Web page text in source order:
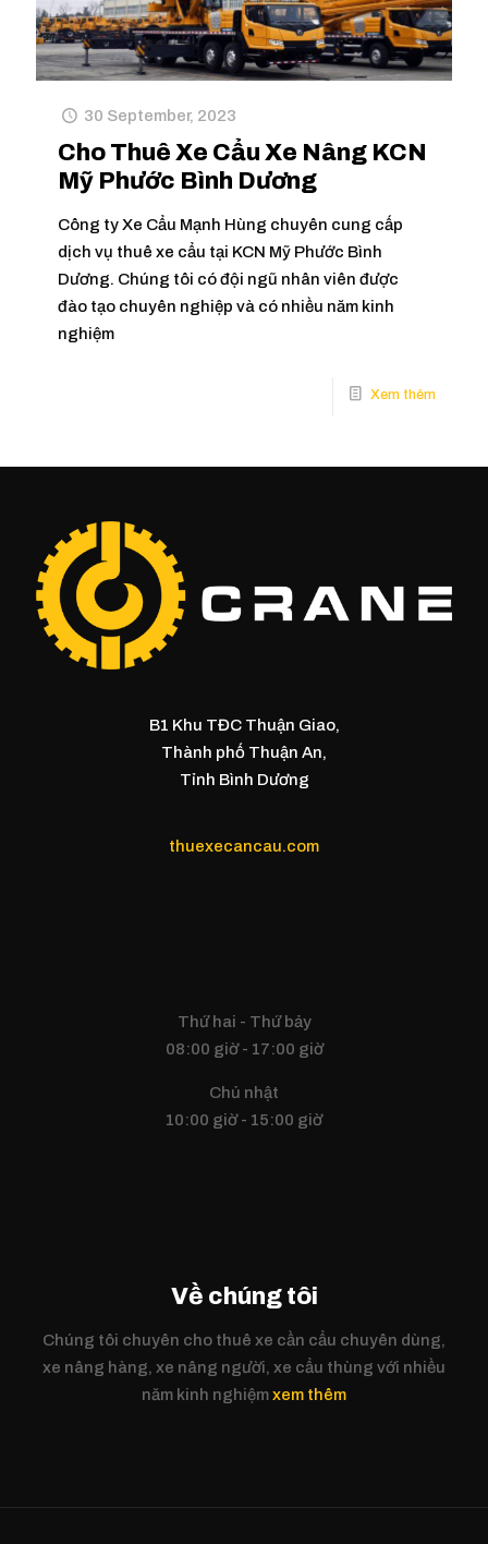
30 September, 2023
Cho Thuê Xe Cẩu Xe Nâng KCN
Mỹ Phước Bình Dương
Công ty Xe Cẩu Mạnh Hùng chuyên cung cấp
dịch vụ thuê xe cẩu tại KCN Mỹ Phước Bình
Dương. Chúng tôi có đội ngũ nhân viên được
đào tạo chuyên nghiệp và có nhiều năm kinh
nghiệm
B1 Khu TĐC Thuận Giao,
Thành phố Thuận An,
Tỉnh Bình Dương
thuexecancau.com
Thứ hai - Thứ bảy
08:00 giờ - 17:00 giờ
Chủ nhật
10:00 giờ - 15:00 giờ
Về chúng tôi
Chúng tôi chuyên cho thuê xe cần cẩu chuyên dùng,
xe nâng hàng, xe nâng người, xe cẩu thùng với nhiều
năm kinh nghiệmxem thêm